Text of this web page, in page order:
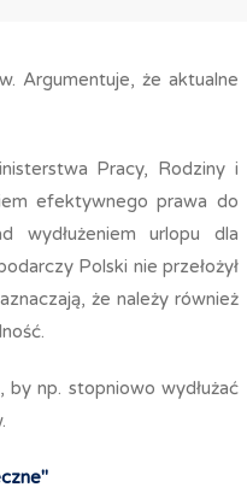
Argumentuje, że aktualne
Pracy, Rodziny i
efektywnego prawa do
wydłużeniem urlopu dla
Polski nie przełożył
że należy również
np. stopniowo wydłużać